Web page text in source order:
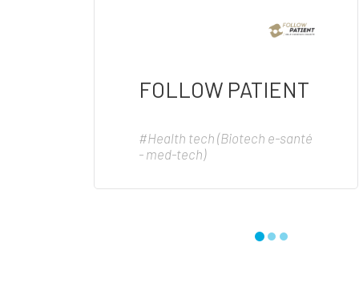
FOLLOW PATIENT
#Health tech (Biotech e-santé
- med-tech)